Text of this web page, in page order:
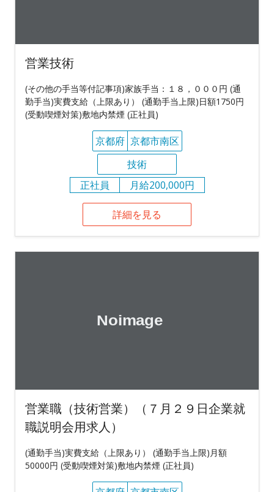
営業技術
(その他の手当等付記事項)家族手当：１８，０００円 (通
勤手当)実費支給（上限あり） (通勤手当上限)日額1750円
(受動喫煙対策)敷地内禁煙 (正社員)
京都府 京都市南区
技術
正社員
月給200,000円
詳細を見る
営業職（技術営業）（７月２９日企業就
職説明会用求人）
(通勤手当)実費支給（上限あり） (通勤手当上限)月額
50000円 (受動喫煙対策)敷地内禁煙 (正社員)